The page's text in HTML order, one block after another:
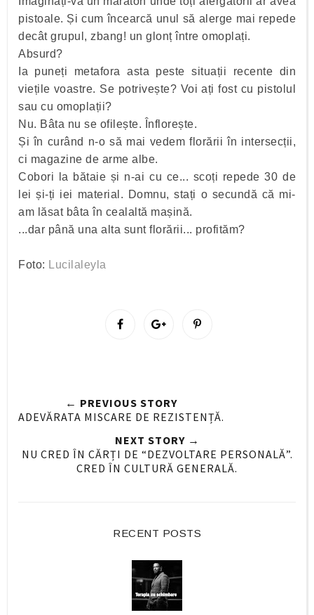
pistoale. Și cum încearcă unul să alerge mai repede
decât grupul, zbang! un glonț între omoplați.
Absurd?
Ia puneți metafora asta peste situații recente din
viețile voastre. Se potrivește? Voi ați fost cu pistolul
sau cu omoplații?
Nu. Bâta nu se ofilește. Înflorește.
Și în curând n-o să mai vedem florării în intersecții,
ci magazine de arme albe.
Cobori la bătaie și n-ai cu ce... scoți repede 30 de
lei și-ți iei material. Domnu, stați o secundă că mi-
am lăsat bâta în cealaltă mașină.
...dar până una alta sunt florării... profităm?
Foto: Lucilaleyla
O
n
F
a
c
o
k
O
n
G
o
o
e
l
u
s
← PREVIOUS STORY
ADEVĂRATA MISCARE DE REZISTENȚĂ.
NEXT STORY →
NU CRED ÎN CĂRȚI DE “DEZVOLTARE PERSONALĂ”.
CRED ÎN CULTURĂ GENERALĂ.
RECENT POSTS